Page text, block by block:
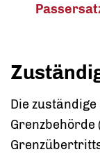
Die
Grenzbehörde